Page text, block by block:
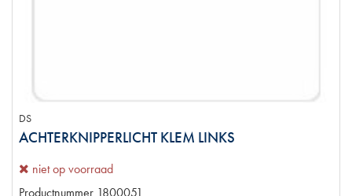
DS
ACHTERKNIPPERLICHT KLEM LINKS
niet op voorraad
Productnummer 1800051